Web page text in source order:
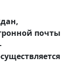
почты